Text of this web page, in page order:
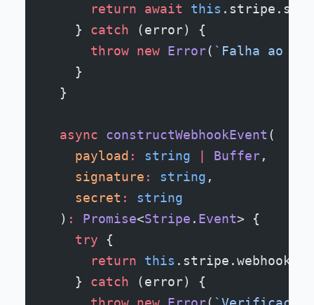
      return
await this
    }
catch (error) {
      throw
new Error( `Falha ao
    }
  }
  async
constructWebhookEvent (
    payload
: string | Buffer,
    signature
: string ,
    secret
:
string
  )
: Promise<Stripe . Event> {
    try
{
      return
this .stripe.webhooks.
    }
catch (error) {